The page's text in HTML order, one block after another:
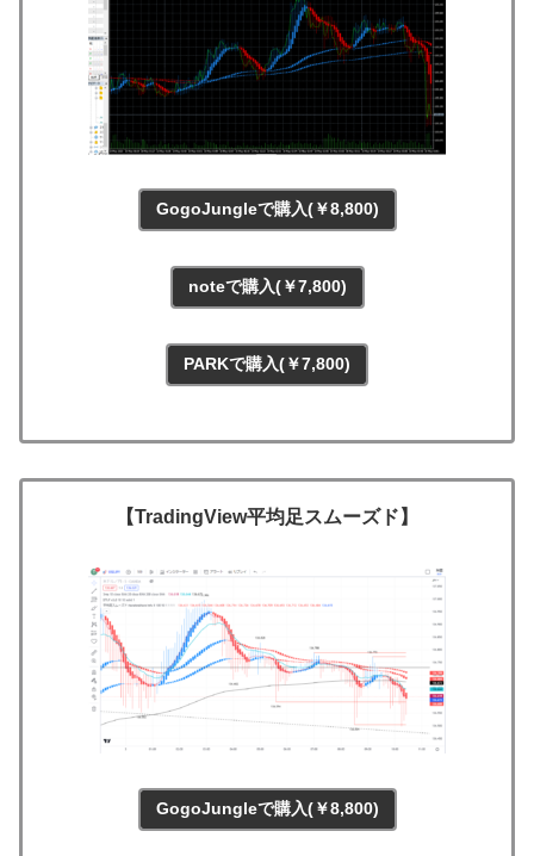
GogoJungleで購入(￥8,800)
noteで購入(￥7,800)
PARKで購入(￥7,800)
【TradingView平均足スムーズド】
GogoJungleで購入(￥8,800)